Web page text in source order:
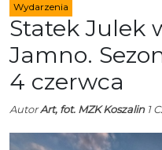
Wydarzenia
Statek Julek
Jamno.
4 czerwca
AutorArt, fot. MZK Koszalin1